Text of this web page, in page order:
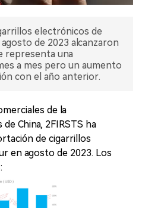
electrónicos de
de 2023 alcanzaron
representa una
a mes pero un aumento
con el año anterior.
de la
China, 2FIRSTS ha
de cigarrillos
en agosto de 2023. Los